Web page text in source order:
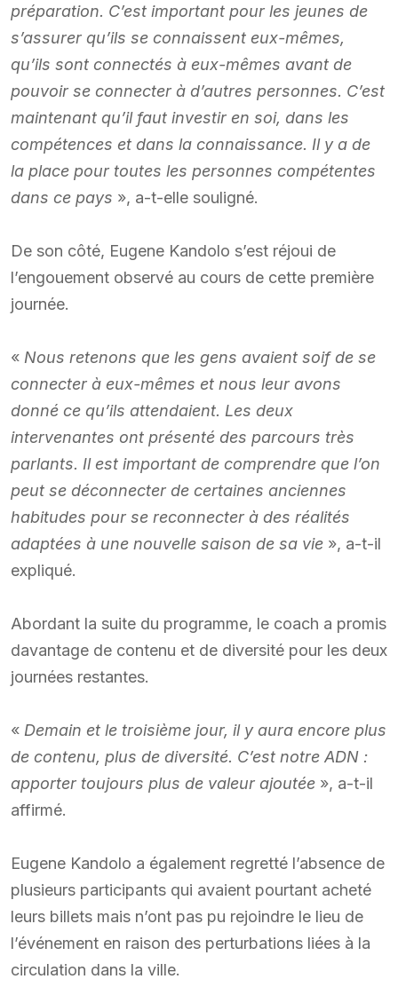
préparation. C’est important pour les jeunes de
s’assurer qu’ils se connaissent eux-mêmes,
qu’ils sont connectés à eux-mêmes avant de
pouvoir se connecter à d’autres personnes. C’est
maintenant qu’il faut investir en soi, dans les
compétences et dans la connaissance. Il y a de
la place pour toutes les personnes compétentes
dans ce pays », a-t-elle souligné.
De son côté, Eugene Kandolo s’est réjoui de
l’engouement observé au cours de cette première
journée.
« Nous retenons que les gens avaient soif de se
connecter à eux-mêmes et nous leur avons
donné ce qu’ils attendaient. Les deux
intervenantes ont présenté des parcours très
parlants. Il est important de comprendre que l’on
peut se déconnecter de certaines anciennes
habitudes pour se reconnecter à des réalités
adaptées à une nouvelle saison de sa vie », a-t-il
expliqué.
Abordant la suite du programme, le coach a promis
davantage de contenu et de diversité pour les deux
journées restantes.
« Demain et le troisième jour, il y aura encore plus
de contenu, plus de diversité. C’est notre ADN :
apporter toujours plus de valeur ajoutée », a-t-il
affirmé.
Eugene Kandolo a également regretté l’absence de
plusieurs participants qui avaient pourtant acheté
leurs billets mais n’ont pas pu rejoindre le lieu de
l’événement en raison des perturbations liées à la
circulation dans la ville.